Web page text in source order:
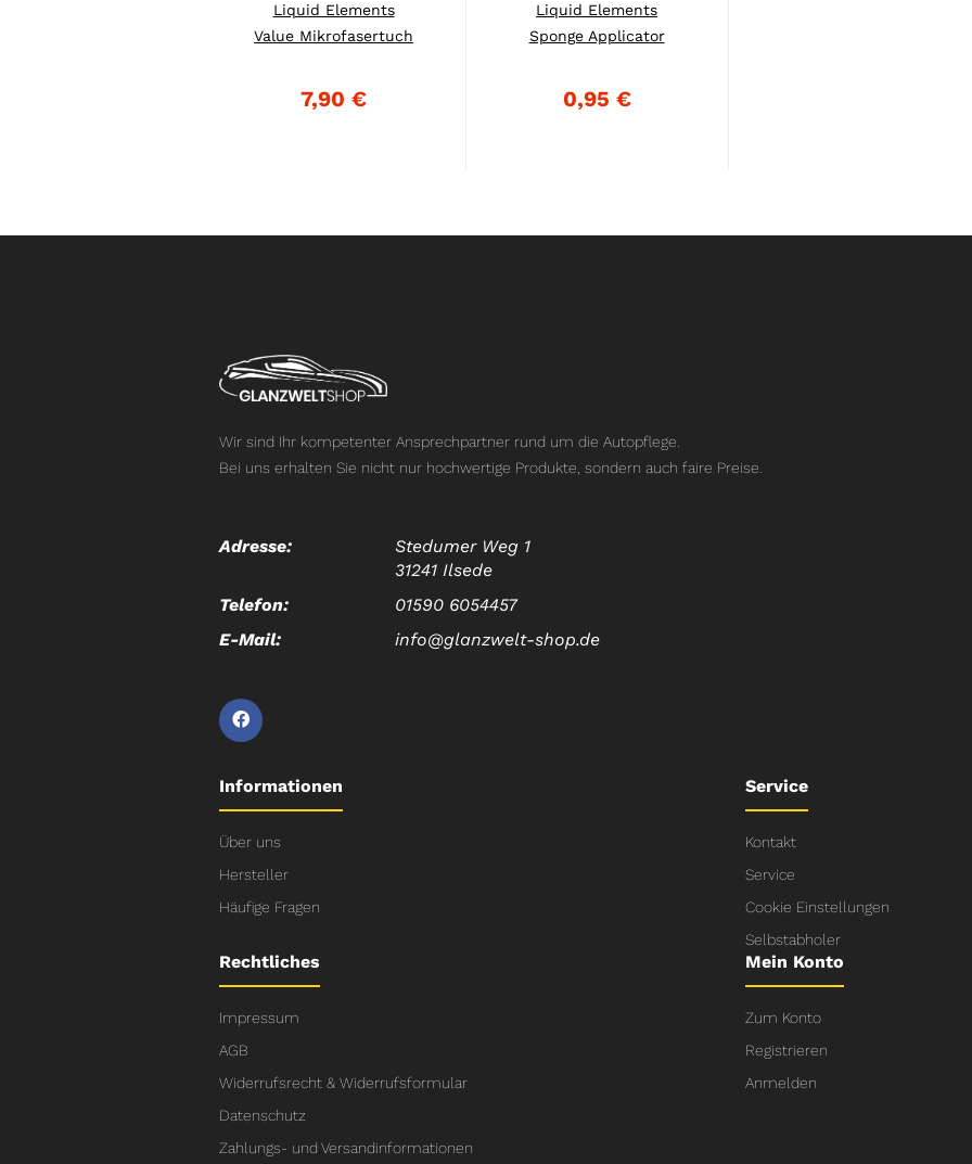
Liquid Elements
Value Mikrofasertuch
7,90 €
Liquid Elements
Sponge Applicator
0,95 €
Wir sind Ihr kompetenter Ansprechpartner rund um die Autopflege.
Bei uns erhalten Sie nicht nur hochwertige Produkte, sondern auch faire Preise.
Adresse:
Stedumer Weg 1
31241 Ilsede
Telefon:
01590 6054457
E-Mail:
info@glanzwelt-shop.de
Informationen
Über uns
Hersteller
Häufige Fragen
Service
Kontakt
Service
Cookie Einstellungen
Selbstabholer
Rechtliches
Impressum
AGB
Widerrufsrecht & Widerrufsformular
Datenschutz
Zahlungs- und Versandinformationen
Mein Konto
Zum Konto
Registrieren
Anmelden